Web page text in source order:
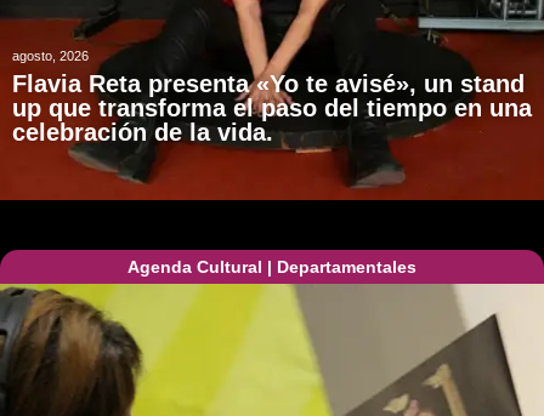
agosto, 2026
Flavia Reta presenta «Yo te avisé», un stand
up que transforma el paso del tiempo en una
celebración de la vida.
Agenda Cultural | Departamentales